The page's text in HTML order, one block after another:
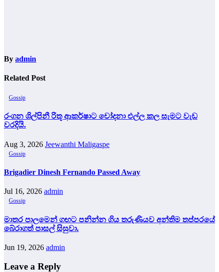
By admin
Related Post
Gossip
රංගන ශිල්පිනී රිතූ ආකර්ෂාට චෝදනා එල්ල කල සැමට වැඩ
වරදියි.
Aug 3, 2026 Jeewanthi Maligaspe
Gossip
Brigadier Dinesh Fernando Passed Away
Jul 16, 2026 admin
Gossip
මාතර පාලමෙන් ගඟට පනින්න ගිය තරුණියව අන්තිම තප්පරයේ
බේරාගත් පාසල් සිසුවා.
Jun 19, 2026 admin
Leave a Reply